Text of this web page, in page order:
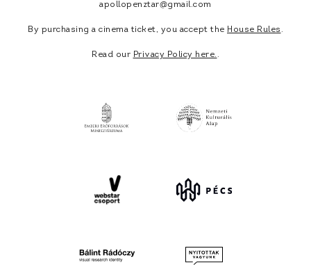
apollopenztar@gmail.com
By purchasing a cinema ticket, you accept the House Rules .
Read our Privacy Policy here. .